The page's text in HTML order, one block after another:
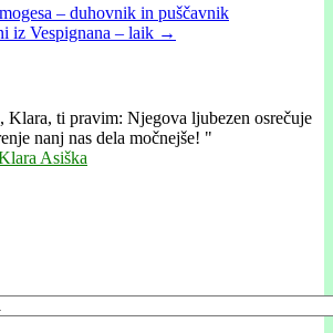
– duhovnik in puščavnik
iz Vespignana – laik →
Klara, ti pravim: Njegova ljubezen osrečuje
nanj nas dela močnejše! "
Asiška